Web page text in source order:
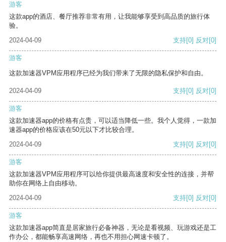
游客
这款app的酒店、餐厅推荐非常有用，让我能够享受到高品质的旅行体
验。
2024-04-09
支持[0] 反对[0]
游客
这款加速器VPM应用程序已经为我们带来了无限的隐私保护和自由。
2024-04-09 支持[0] 反对[0]
游客
这款加速器app的价格有点贵，可以适当降低一些。我个人觉得，一款加
速器app的价格应该在50元以下才比较合理。
2024-04-09
支持[0] 反对[0]
游客
这款加速器VPM应用程序可以给你提供最高速度和安全性的连接，并帮
助你在网络上自由移动。
2024-04-09
支持[0] 反对[0]
游客
这款加速器app简直是居家旅行必备神器，无论是看视频、玩游戏还是工
作办公，都能畅享高速网络，再也不用担心网速卡顿了。